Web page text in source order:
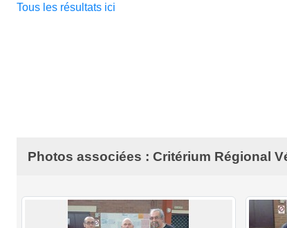
Tous les résultats ici
Photos associées : Critérium Régional